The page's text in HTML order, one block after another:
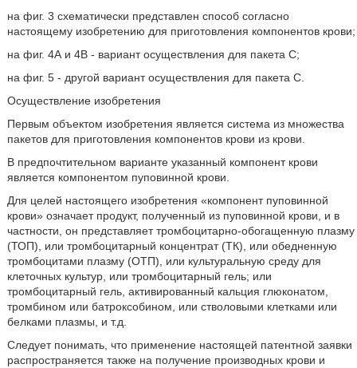
на фиг. 3 схематически представлен способ согласно
настоящему изобретению для приготовления компонентов крови;
на фиг. 4А и 4В - вариант осуществления для пакета С;
на фиг. 5 - другой вариант осуществления для пакета С.
Осуществление изобретения
Первым объектом изобретения является система из множества
пакетов для приготовления компонентов крови из крови.
В предпочтительном варианте указанный компонент крови
является компонентом пуповинной крови.
Для целей настоящего изобретения «компонент пуповинной
крови» означает продукт, полученный из пуповинной крови, и в
частности, он представляет тромбоцитарно-обогащенную плазму
(ТОП), или тромбоцитарный концентрат (ТК), или обедненную
тромбоцитами плазму (ОТП), или культуральную среду для
клеточных культур, или тромбоцитарный гель; или
тромбоцитарный гель, активированный кальция глюконатом,
тромбином или батроксобином, или стволовыми клетками или
белками плазмы, и т.д.
Следует понимать, что применение настоящей патентной заявки
распространяется также на получение производных крови и